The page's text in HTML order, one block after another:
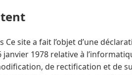
site a fait l’objet d’une
janvier 1978 relative à
de rectification et de